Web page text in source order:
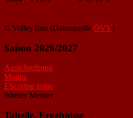
© VolleyTom (Datenquelle ÖVV)
Saison 2026/2027
Ausschreibung
Modus
EScoring Infos
Wiener Meister
Tabelle, Ergebnisse